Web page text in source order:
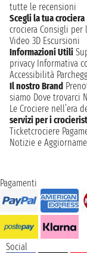
tutte le recensioni
Scegli la tua crociera
crociera Consigli per
Video 3D Escursioni
Informazioni Utili
privacy Informativa
Accessibilità
Il nostro Brand
siamo Dove trovarci
Le Crociere nell’era
servizi per i
Ticketcrociere
Notizie e
Pagamenti
Social